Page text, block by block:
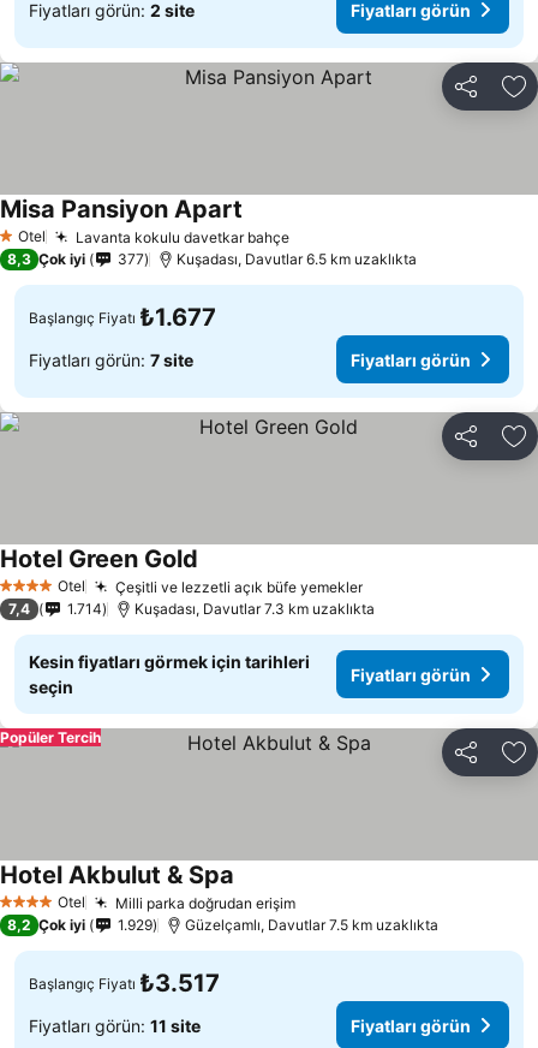
Fiyatları görün: 2 site Fiyatları görün
Paylaş
1 Yıldız
Otel Lavanta kokulu davetkar bahçe
Misa Pansiyon Apart
8,3 Çok iyi 377 Kuşadası, Davutlar 6.5 km uzaklıkta
Başlangıç Fiyatı ₺1.677
Fiyatları görün: 7 site Fiyatları görün
Paylaş
4 Yıldız Otel Çeşitli ve lezzetli açık büfe yemekler
Hotel Green Gold
7,4 1.714 Kuşadası, Davutlar 7.3 km uzaklıkta
Kesin fiyatları görmek için tarihleri
seçin
Fiyatları görün
Paylaş
Popüler Tercih
4 Yıldız Otel Milli parka doğrudan erişim
Hotel Akbulut & Spa
8,2 Çok iyi 1.929 Güzelçamlı, Davutlar 7.5 km uzaklıkta
Başlangıç Fiyatı ₺3.517
Fiyatları görün: 11 site Fiyatları görün